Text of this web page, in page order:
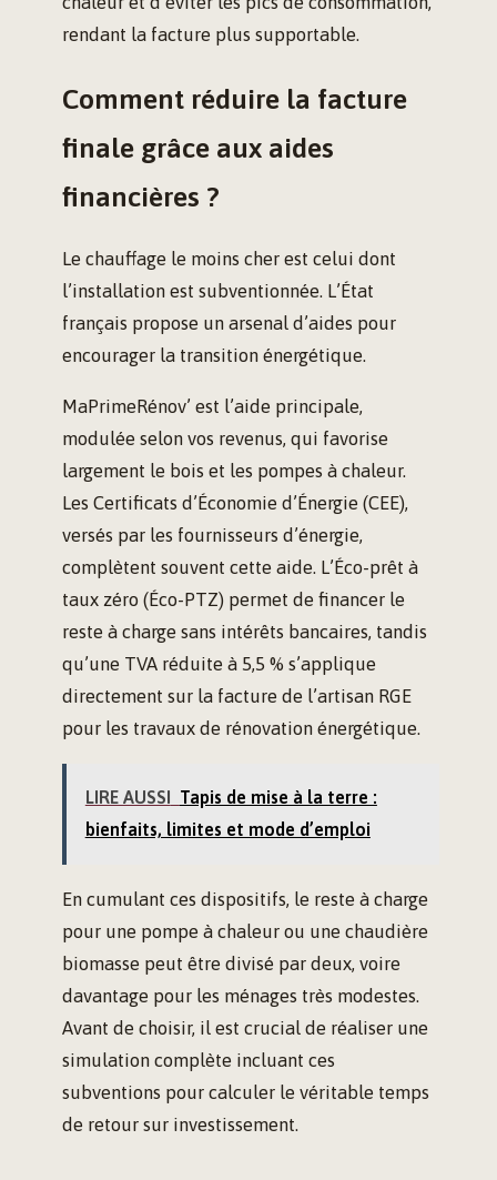
rendant la facture plus supportable.
Comment réduire la facture
finale grâce aux aides
financières ?
Le chauffage le moins cher est celui dont
l’installation est subventionnée. L’État
français propose un arsenal d’aides pour
encourager la transition énergétique.
MaPrimeRénov’ est l’aide principale,
modulée selon vos revenus, qui favorise
largement le bois et les pompes à chaleur.
Les Certificats d’Économie d’Énergie (CEE),
versés par les fournisseurs d’énergie,
complètent souvent cette aide. L’Éco-prêt à
taux zéro (Éco-PTZ) permet de financer le
reste à charge sans intérêts bancaires, tandis
qu’une TVA réduite à 5,5 % s’applique
directement sur la facture de l’artisan RGE
pour les travaux de rénovation énergétique.
LIRE AUSSI Tapis de mise à la terre :
bienfaits, limites et mode d’emploi
En cumulant ces dispositifs, le reste à charge
pour une pompe à chaleur ou une chaudière
biomasse peut être divisé par deux, voire
davantage pour les ménages très modestes.
Avant de choisir, il est crucial de réaliser une
simulation complète incluant ces
subventions pour calculer le véritable temps
de retour sur investissement.